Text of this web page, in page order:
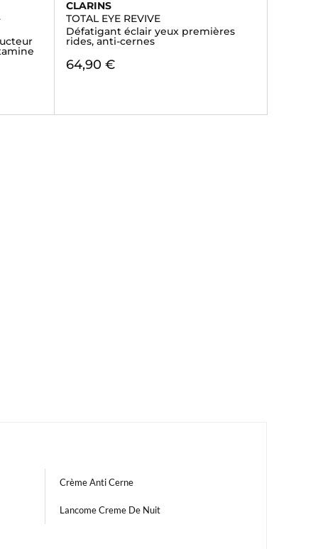
CLARINS
TOTAL EYE REVIVE
Défatigant éclair yeux premières
rides, anti-cernes
64,90 €
Crème Anti Cerne
Lancome Creme De Nuit